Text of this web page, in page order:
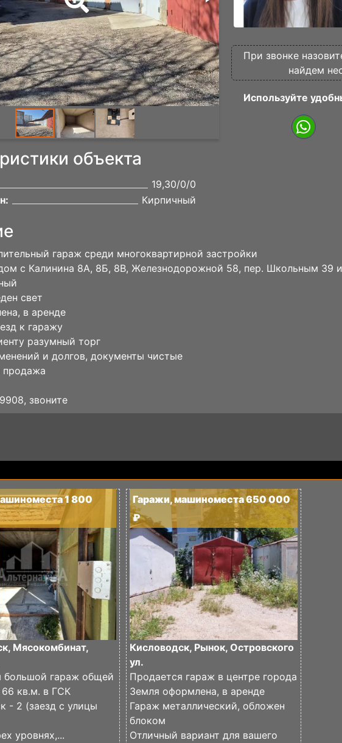
При звонке
найдем
Используйте
объекта
19,30/0/0
Кирпичный
гараж среди многоквартирной застройки
с Калинина 8А, 8Б, 8В, Железнодорожной 58, пер. Школьным 39
свет
в аренде
к гаражу
разумный торг
и долгов, документы чистые
продажа
звоните
1 800
Мясокомбинат,
большой гараж общей
кв.м. в ГСК
- 2 (заезд с улицы
уровнях,...
Гаражи, машиноместа 650 000
₽
Кисловодск, Рынок, Островского
ул.
Продается гараж в центре города
Земля оформлена, в аренде
Гараж металлический, обложен
блоком
Отличный вариант для вашего